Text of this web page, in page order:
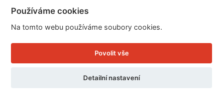
Používáme cookies
Na tomto webu používáme soubory cookies.
Povolit vše
Detailní nastavení